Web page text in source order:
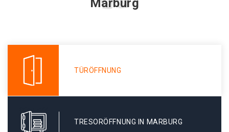
Marburg
TÜRÖFFNUNG
TRESORÖFFNUNG IN MARBURG